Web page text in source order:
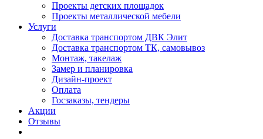
Проекты детских площадок
Проекты металлической мебели
Услуги
Доставка транспортом ДВК Элит
Доставка транспортом ТК, самовывоз
Монтаж, такелаж
Замер и планировка
Дизайн-проект
Оплата
Госзаказы, тендеры
Акции
Отзывы